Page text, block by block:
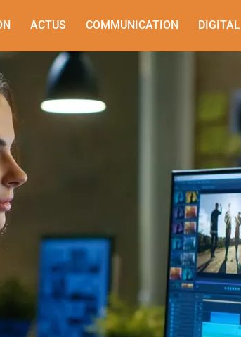
ACTUS COMMUNICATION DIGITAL